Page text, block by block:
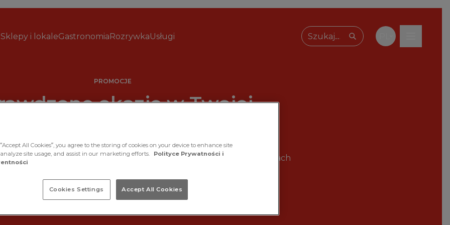
Sklepy i lokaleGastronomiaRozrywkaUsługi
Wpisz, czego szukasz
PROMOCJE
okazje w Twojej
czekają nowe okazje – sprawdź aktualne promocje w sklepach
Tu zawsze opłaca się przyjść!
All Cookies”, you agree to the storing of cookies on your device to enhance site
site usage, and assist in our marketing efforts.
Polityce Prywatności i
Cookies Settings Accept All Cookies